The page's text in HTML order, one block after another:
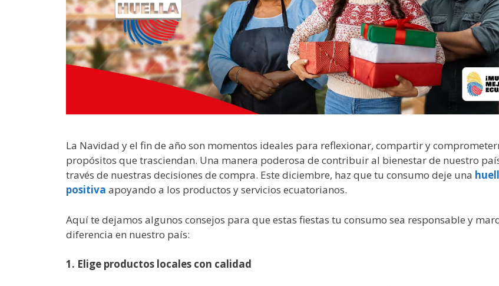
La Navidad y el fin de año son momentos ideales para reflexionar, compartir y
propósitos que trasciendan. Una manera poderosa de contribuir al bienestar de nuestro
través de nuestras decisiones de compra. Este diciembre, haz que tu consumo deje una
positiva apoyando a los productos y servicios ecuatorianos.
Aquí te dejamos algunos consejos para que estas fiestas tu consumo sea responsable y
diferencia en nuestro país:
1. Elige productos locales con calidad